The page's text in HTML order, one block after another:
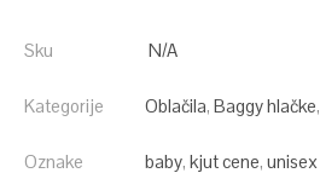
Sku N/A
Kategorije Oblačila, Baggy hlačke,
Oznake baby, kjut cene, unisex